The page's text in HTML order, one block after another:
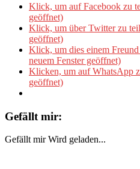
Klick, um auf Facebook zu
geöffnet)
Klick, um über Twitter zu
geöffnet)
Klick, um dies einem
neuem Fenster geöffnet)
Klicken, um auf WhatsApp
geöffnet)
Gefällt mir:
Gefällt mir Wird geladen...